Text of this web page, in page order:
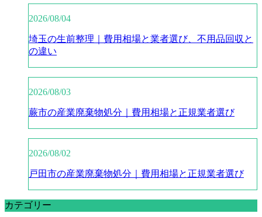
2026/08/04
埼玉の生前整理｜費用相場と業者選び、不用品回収と
の違い
2026/08/03
蕨市の産業廃棄物処分｜費用相場と正規業者選び
2026/08/02
戸田市の産業廃棄物処分｜費用相場と正規業者選び
カテゴリー